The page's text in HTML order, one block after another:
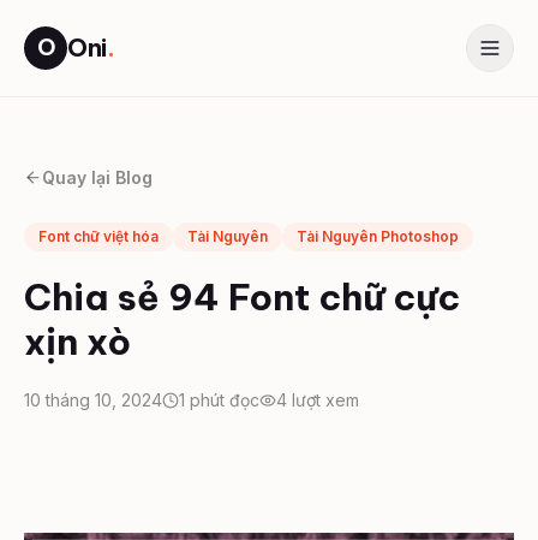
O Oni.
Quay lại Blog
Font chữ việt hóa Tài Nguyên Tài Nguyên Photoshop
Chia sẻ 94 Font chữ cực
xịn xò
10 tháng 10, 2024 1 phút đọc 4 lượt xem